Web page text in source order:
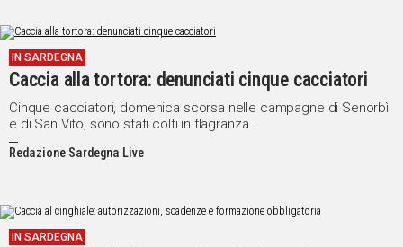
IN SARDEGNA
Caccia alla tortora: denunciati cinque cacciatori
Cinque cacciatori, domenica scorsa nelle campagne di Senorbì
e di San Vito, sono stati colti in flagranza...
Redazione Sardegna Live
IN SARDEGNA